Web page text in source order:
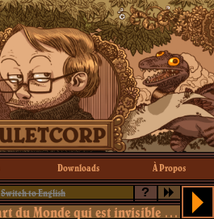
Downloads À Propos
Switch to English ?
«Nous sommes la part du Monde qui est invisible à Dieu»